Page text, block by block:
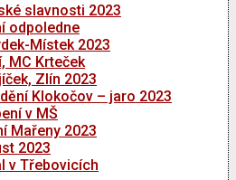
slavnosti 2023
odpoledne
Místek 2023
MC Krteček
Zlín 2023
Klokočov – jaro 2023
v MŠ
Mařeny 2023
2023
v Třebovicích